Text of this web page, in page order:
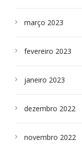
março 2023
fevereiro 2023
janeiro 2023
dezembro 2022
novembro 2022